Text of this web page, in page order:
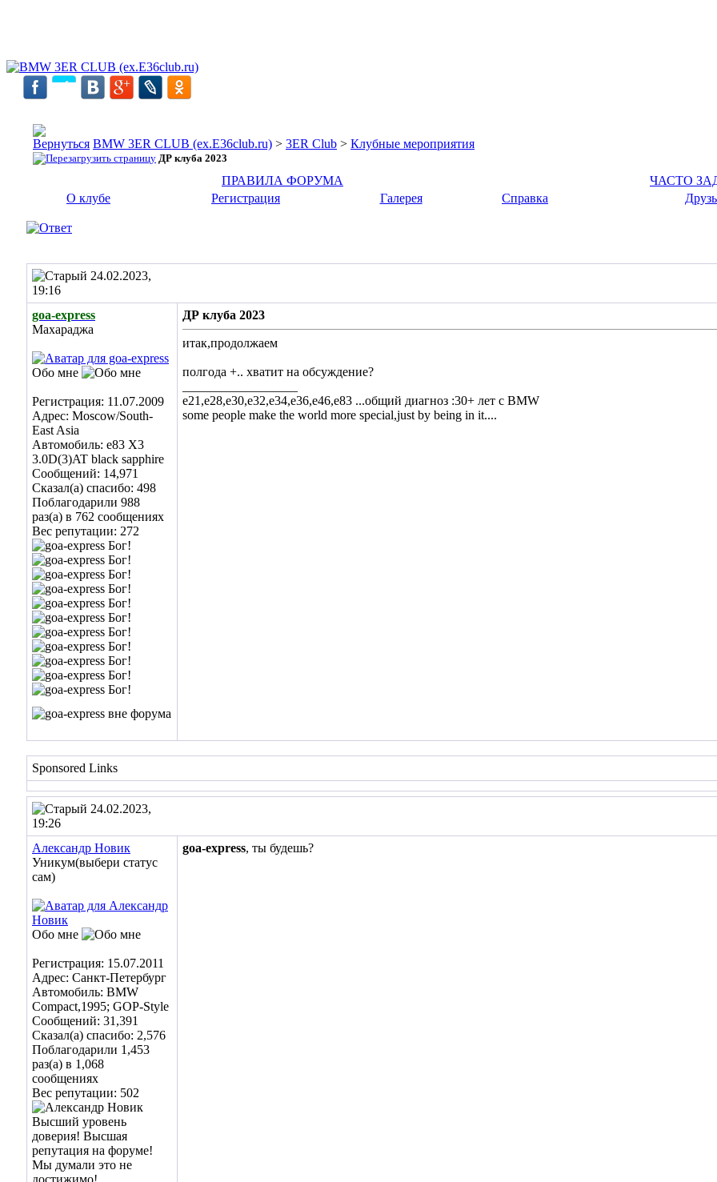
BMW 3ER CLUB (ex.E36club.ru) > 3ER Club > Клубные мероприятия
ДР клуба 2023
ПРАВИЛА ФОРУМА
ЧАСТО
О клубе
Регистрация Галерея Справка
24.02.2023,
19:16
goa-express
Махараджа
Обо мне
Регистрация: 11.07.2009
Адрес: Moscow/South-
East Asia
Автомобиль: е83 Х3
3.0D(3)AT black sapphire
Сообщений: 14,971
Сказал(а) спасибо: 498
Поблагодарили 988
раз(а) в 762 сообщениях
Вес репутации: 272
ДР клуба 2023
итак,продолжаем
полгода +.. хватит на обсуждение?
е21,е28,е30,е32,е34,e36,e46,е83 ...общий диагноз :30+ лет с BMW
some people make the world more special,just by being in it....
Sponsored Links
24.02.2023,
19:26
Александр Новик
Уникум(выбери статус
сам)
Обо мне
Регистрация: 15.07.2011
Адрес: Санкт-Петербург
Автомобиль: BMW
Compact,1995; GOP-Style
Сообщений: 31,391
Сказал(а) спасибо: 2,576
Поблагодарили 1,453
раз(а) в 1,068
сообщениях
Вес репутации: 502
goa-express, ты будешь?